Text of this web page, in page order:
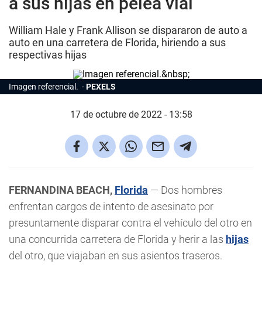
William Hale y Frank Allison se dispararon de auto a
auto en una carretera de Florida, hiriendo a sus
respectivas hijas
Imagen referencial. PEXELS
17 de octubre de 2022 - 13:58
FERNANDINA BEACH, Florida — Dos hombres
enfrentan cargos de intento de asesinato por
presuntamente disparar contra el vehículo del otro en
una concurrida carretera de Florida y herir a las hijas
del otro, que viajaban en sus asientos traseros.